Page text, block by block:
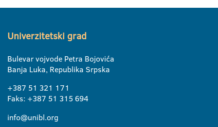
Univerzitetski grad
Bulevar vojvode Petra Bojovića
Banja Luka, Republika Srpska
+387 51 321 171
Faks: +387 51 315 694
info@unibl.org